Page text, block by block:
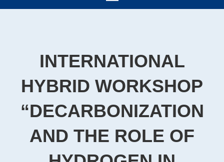
INTERNATIONAL
HYBRID WORKSHOP
“DECARBONIZATION
AND THE ROLE OF